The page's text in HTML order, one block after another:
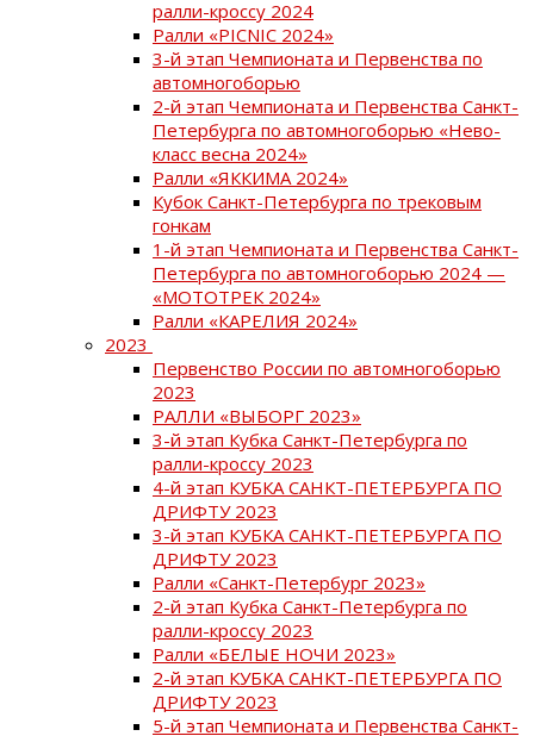
ралли-кроссу 2024
Ралли «PICNIC 2024»
3-й этап Чемпионата и Первенства по
автомногоборью
2-й этап Чемпионата и Первенства Санкт-
Петербурга по автомногоборью «Нево-
класс весна 2024»
Ралли «ЯККИМА 2024»
Кубок Санкт-Петербурга по трековым
гонкам
1-й этап Чемпионата и Первенства Санкт-
Петербурга по автомногоборью 2024 —
«МОТОТРЕК 2024»
Ралли «КАРЕЛИЯ 2024»
2023
Первенство России по автомногоборью
2023
РАЛЛИ «ВЫБОРГ 2023»
3-й этап Кубка Санкт-Петербурга по
ралли-кроссу 2023
4-й этап КУБКА САНКТ-ПЕТЕРБУРГА ПО
ДРИФТУ 2023
3-й этап КУБКА САНКТ-ПЕТЕРБУРГА ПО
ДРИФТУ 2023
Ралли «Санкт-Петербург 2023»
2-й этап Кубка Санкт-Петербурга по
ралли-кроссу 2023
Ралли «БЕЛЫЕ НОЧИ 2023»
2-й этап КУБКА САНКТ-ПЕТЕРБУРГА ПО
ДРИФТУ 2023
5-й этап Чемпионата и Первенства Санкт-